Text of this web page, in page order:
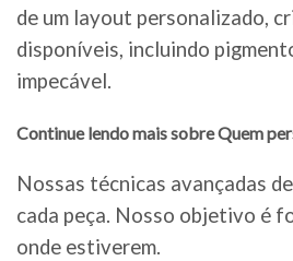
de um layout personalizado,
disponíveis, incluindo
impecável.
Continue lendo mais sobre Quem
Nossas técnicas avançadas
cada peça. Nosso objetivo é
onde estiverem.